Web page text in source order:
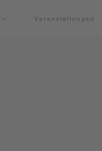
Veranstaltungen